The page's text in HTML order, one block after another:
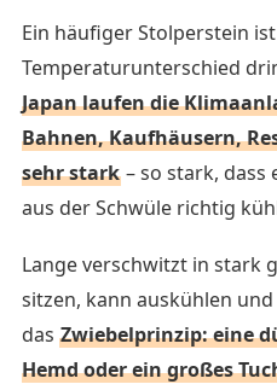
Ein häufiger Stolperstein
Temperaturunterschied
Japan laufen die
Bahnen, Kaufhäusern,
sehr stark – so stark, dass
aus der Schwüle richtig
Lange verschwitzt in stark
sitzen, kann auskühlen
das Zwiebelprinzip: eine
Hemd oder ein großes